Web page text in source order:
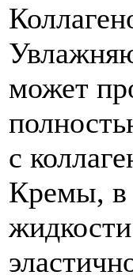
может
с
Кремы, в